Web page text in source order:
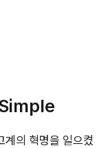
계의 혁명을 일으켰